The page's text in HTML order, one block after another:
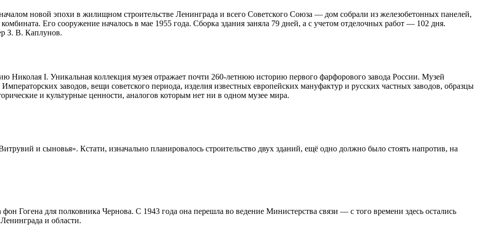
новой эпохи в жилищном строительстве Ленинграда и всего Советского Союза — дом собрали из железобетонных панелей,
Его сооружение началось в мае 1955 года. Сборка здания заняла 79 дней, а с учетом отделочных работ — 102 дня.
З. В. Каплунов.
Николая I. Уникальная коллекция музея отражает почти 260-летнюю историю первого фарфорового завода России. Музей
заводов, вещи советского периода, изделия известных европейских мануфактур и русских частных заводов, образцы
и культурные ценности, аналогов которым нет ни в одном музее мира.
и сыновья». Кстати, изначально планировалось строительство двух зданий, ещё одно должно было стоять напротив, на
фон Гогена для полковника Чернова. С 1943 года она перешла во ведение Министерства связи — с того времени здесь остались
и области.